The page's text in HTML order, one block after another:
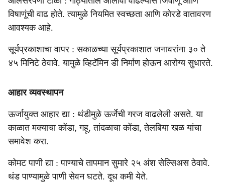
विषाणूंची वाढ होते. त्यामुळे नियमित स्वच्छता आणि कोरडे वातावरण
आवश्यक आहे.
सूर्यप्रकाशाचा वापर : सकाळच्या सूर्यप्रकाशात जनावरांना ३० ते
४५ मिनिटे ठेवावे. यामुळे व्हिटॅमिन डी निर्माण होऊन आरोग्य सुधारते.
आहार व्यवस्थापन
ऊर्जायुक्त आहार द्या : थंडीमुळे ऊर्जेची गरज वाढलेली असते. या
काळात मक्याचा कोंडा, गहू, तांदळाचा कोंडा, तेलबिया खळ यांचा
समावेश करा.
कोमट पाणी द्या : पाण्याचे तापमान सुमारे २५ अंश सेल्सिअस ठेवावे.
थंड पाण्यामुळे पाणी सेवन घटते. दूध कमी येते.